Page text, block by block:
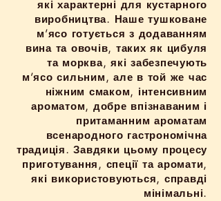
які характерні для кустарного
виробництва. Наше тушковане
м’ясо готується з додаванням
вина та овочів, таких як цибуля
та морква, які забезпечують
м’ясо сильним, але в той же час
ніжним смаком, інтенсивним
ароматом, добре впізнаваним і
притаманним ароматам
всенародного гастрономічна
традиція. Завдяки цьому процесу
приготування, спеції та аромати,
які використовуються, справді
мінімальні.